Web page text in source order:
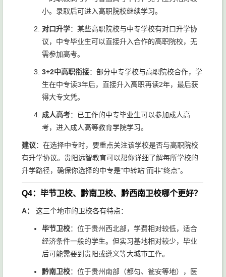
小。录取后可进入高职院校继续学习。
对口升学：某些高职院校与中专学校有对口升学协
议，中专毕业生可以直接升入合作的高职院校，无
需参加高考。
3+2中高职衔接：部分中专学校与高职院校合作，学
生在中专读3年后，直接升入高职再读2年，最后获
得大专文凭。
成人高考：已工作的中专毕业生可以参加成人高
考，进入成人高等教育学院学习。
建议：在选择中专时，要重点关注该学校是否与高职院校
有升学协议。贵阳远智教育可以帮你详细了解每所学校的
升学路径，确保你选择的中专是"中转站"而非"终点"。
Q4：毕节卫校、黔南卫校、黔西南卫校哪个更好？
A： 这三个地市的卫校各有特点：
毕节卫校：位于贵州西北部，学费相对较低，适合
经济条件一般的学生。但实习基地相对较少，毕业
后可能需要到贵阳或遵义等大城市工作。
黔南卫校：位于贵州南部（都匀、瓮安等地），医